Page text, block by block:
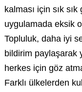
kalması için sık
uygulamada eksik
Topluluk, daha iyi
bildirim paylaşarak
herkes için göz
Farklı ülkelerden